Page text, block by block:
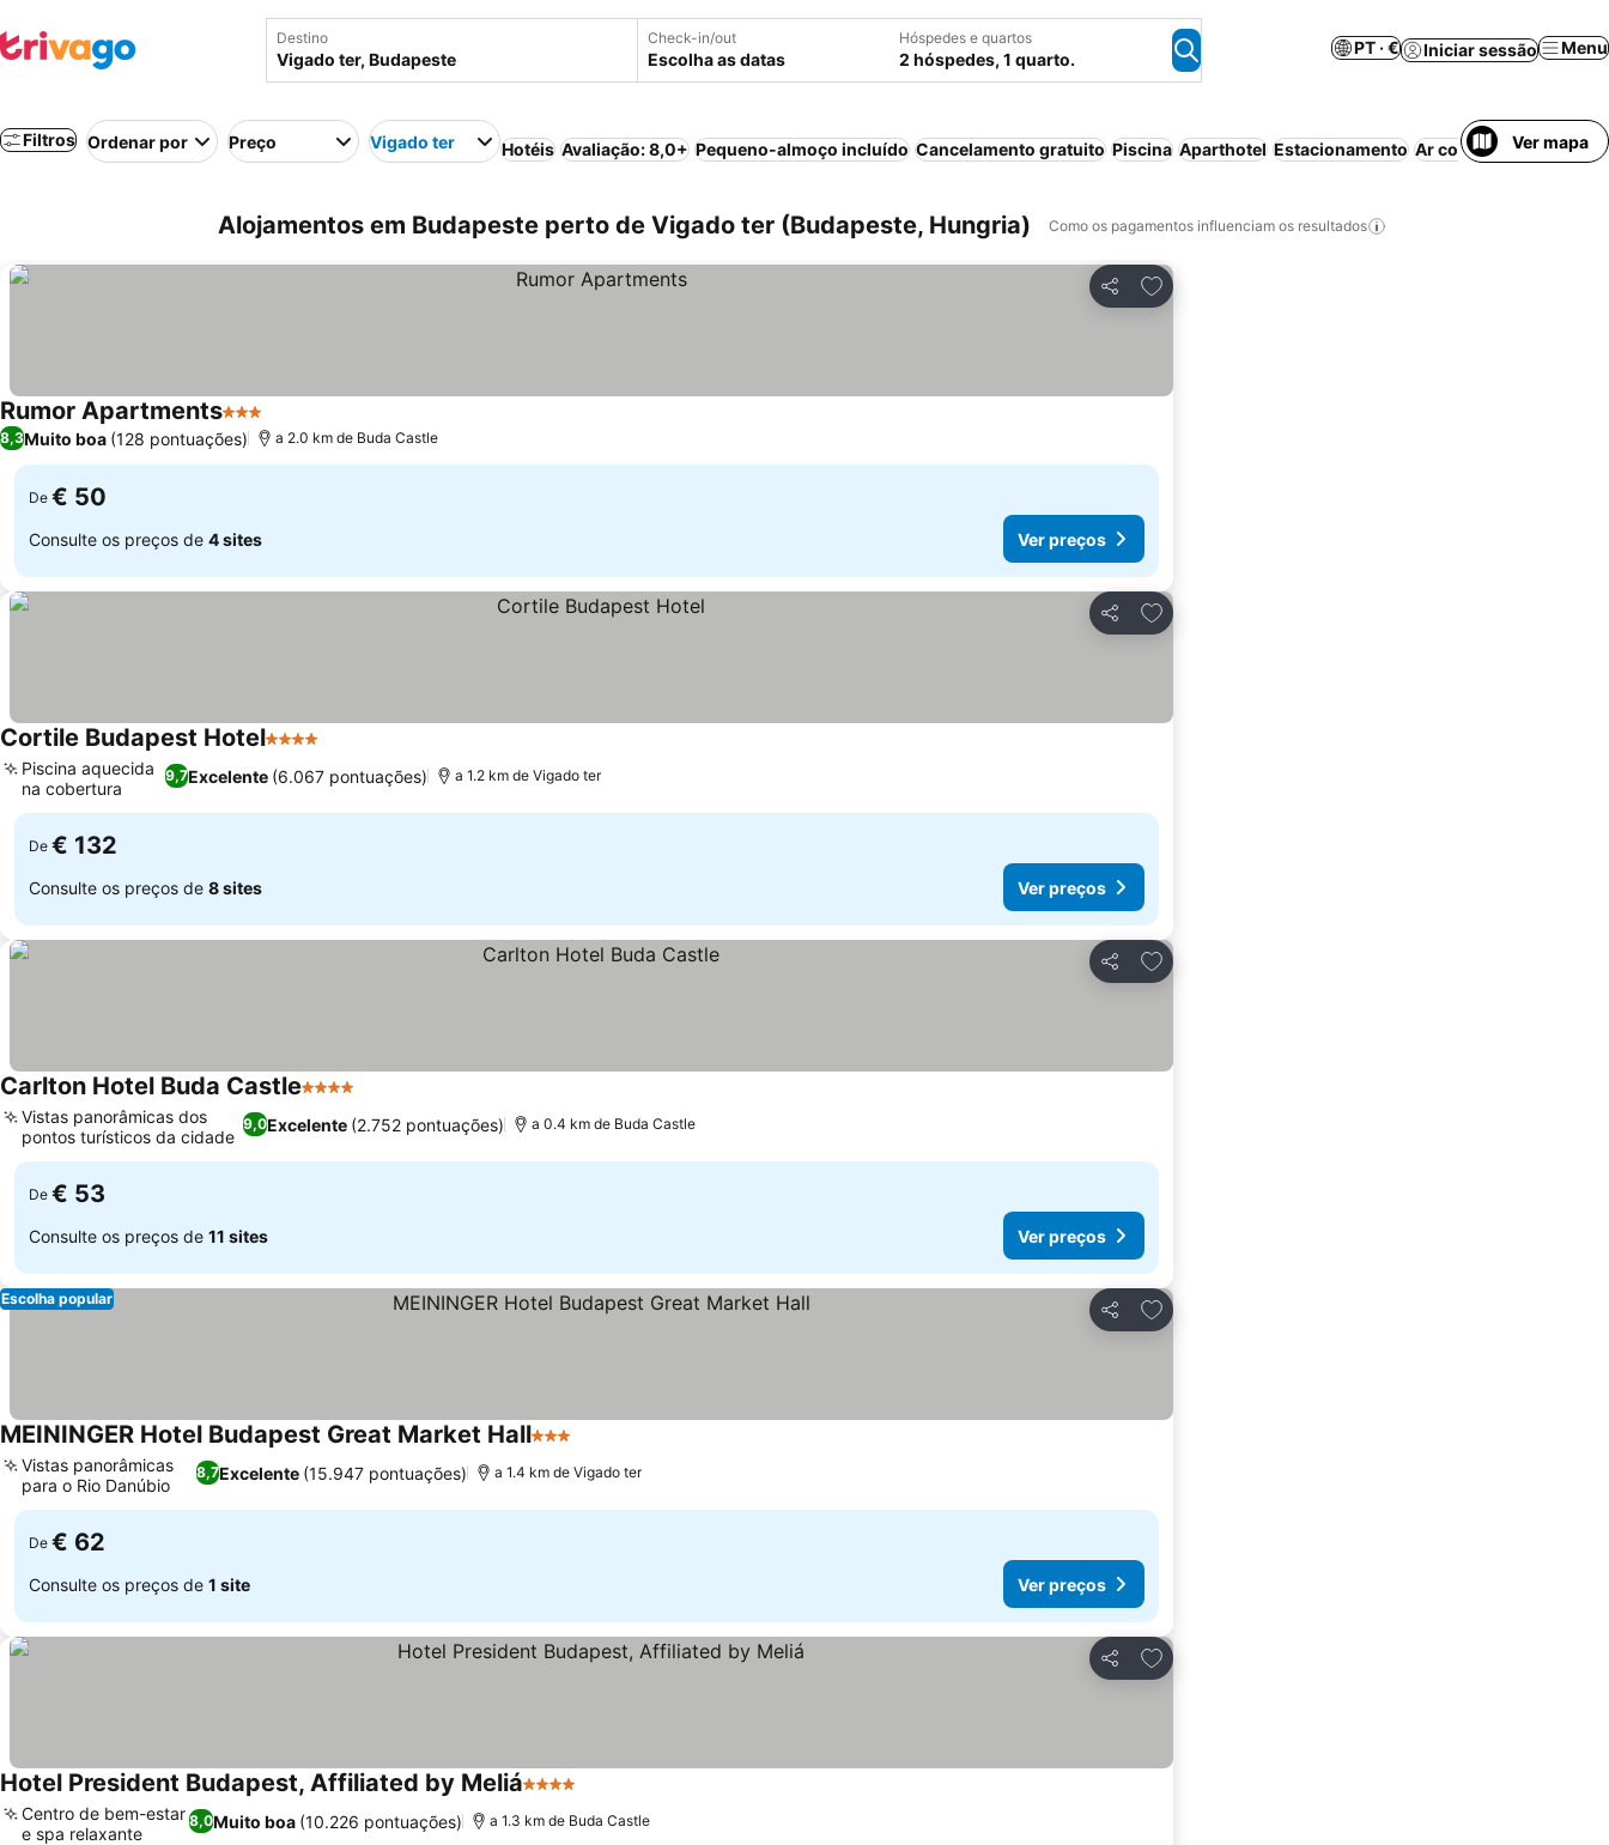
Destino Check-in/out
Escolha as datas
Hóspedes e quartos
2 hóspedes, 1 quarto.
PT · € Iniciar sessão Menu
Filtros Ordenar por Preço Vigado ter Hotéis Avaliação: 8,0+ Pequeno-almoço incluído Cancelamento gratuito Piscina Aparthotel Estacionamento Ar condicionado Wi-fi
Ver mapa
Alojamentos em Budapeste perto de Vigado ter (Budapeste, Hungria) Como os pagamentos influenciam os resultados
Partilhar
Adicionar aos favoritos
Rumor Apartments3 Estrelas
8,3Muito boa (128 pontuações) a 2.0 km de Buda Castle
De € 50
Consulte os preços de 4 sites Ver preços
Partilhar
Adicionar aos favoritos
Cortile Budapest Hotel4 Estrelas
9,7Excelente (6.067 pontuações)
Piscina aquecida
na cobertura
a 1.2 km de Vigado ter
De € 132
Consulte os preços de 8 sites Ver preços
Partilhar
Adicionar aos favoritos
Carlton Hotel Buda Castle4 Estrelas
9,0Excelente (2.752 pontuações)
Vistas panorâmicas dos
pontos turísticos da cidade
a 0.4 km de Buda Castle
De € 53
Consulte os preços de 11 sites Ver preços
Partilhar
Adicionar aos favoritos
Escolha popular
MEININGER Hotel Budapest Great Market Hall3 Estrelas
8,7Excelente (15.947 pontuações)
Vistas panorâmicas
para o Rio Danúbio
a 1.4 km de Vigado ter
De € 62
Consulte os preços de 1 site Ver preços
Partilhar
Adicionar aos favoritos
Hotel President Budapest, Affiliated by Meliá4 Estrelas
8,0Muito boa (10.226 pontuações)
Centro de bem-estar
e spa relaxante
a 1.3 km de Buda Castle